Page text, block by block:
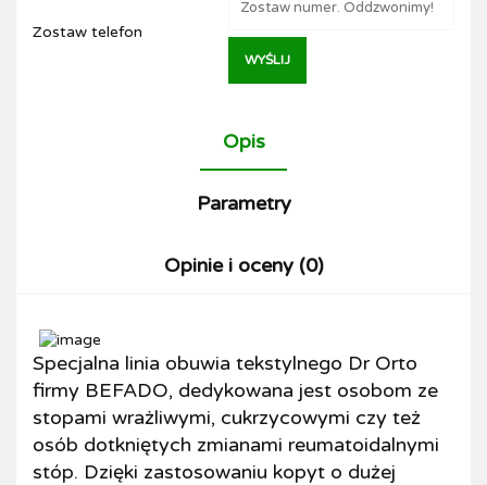
Zostaw telefon
WYŚLIJ
Opis
Parametry
Opinie i oceny (0)
Specjalna linia obuwia tekstylnego Dr Orto
firmy BEFADO, dedykowana jest osobom ze
stopami wrażliwymi, cukrzycowymi czy też
osób dotkniętych zmianami reumatoidalnymi
stóp. Dzięki zastosowaniu kopyt o dużej